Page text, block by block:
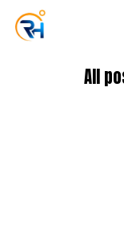
All